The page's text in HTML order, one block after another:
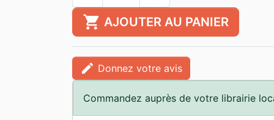
shopping_cart AJOUTER AU PANIER
edit Donnez votre avis
Commandez auprès de votre librairie